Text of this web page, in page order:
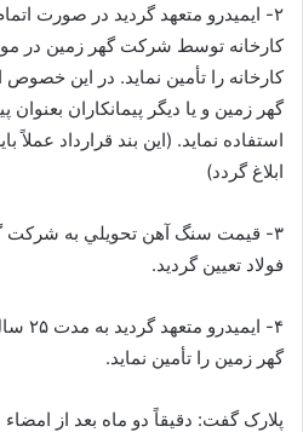
۲- ايميدرو متعهد گرديد در صورت
کارخانه توسط شرکت گهر زمين در
کارخانه را تأمين نمايد. در اين
گهر زمين و يا ديگر پيمانکاران بعنوان
ابلاغ گردد)
فولاد تعيين گرديد.
۴-
گهر زمين را تأمين نمايد.
پلارک گفت: دقيقاً دو ماه بعد از